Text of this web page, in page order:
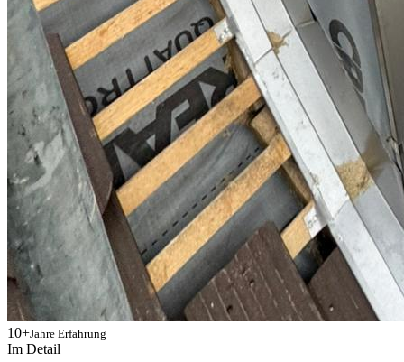
10+Jahre Erfahrung
Im Detail